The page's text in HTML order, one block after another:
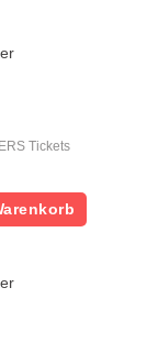
Tickets